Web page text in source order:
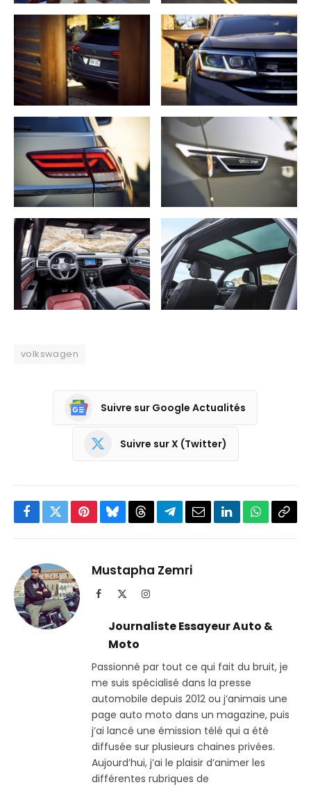
volkswagen
Suivre sur Google Actualités
Suivre sur X (Twitter)
Facebook
TwitterPinterestBlueskyThreadsPartager
Telegram
EmailLinkedInWhatsApp
Mustapha Zemri
Facebook Instagram
Journaliste Essayeur Auto &
Moto
Passionné par tout ce qui fait du bruit, je
me suis spécialisé dans la presse
automobile depuis 2012 ou j’animais une
page auto moto dans un magazine, puis
j’ai lancé une émission télé qui a été
diffusée sur plusieurs chaines privées.
Aujourd’hui, j’ai le plaisir d’animer les
différentes rubriques de